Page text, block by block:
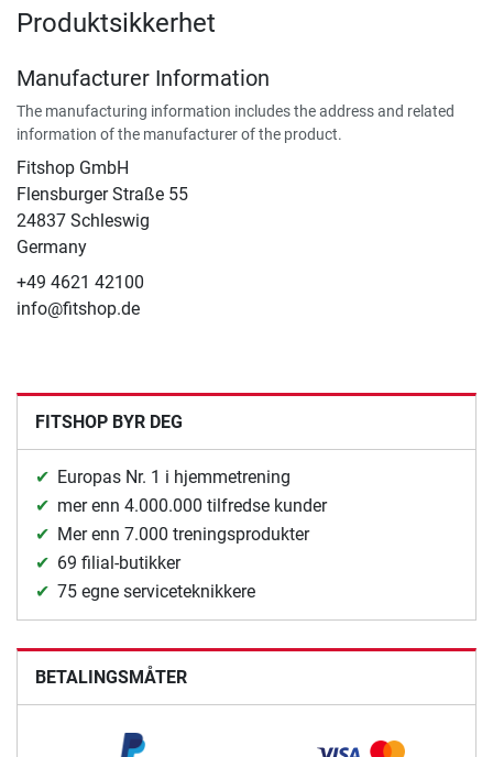
Produktsikkerhet
Manufacturer Information
The manufacturing information includes the address and related
information of the manufacturer of the product.
Fitshop GmbH
Flensburger Straße 55
24837 Schleswig
Germany
+49 4621 42100
info@fitshop.de
FITSHOP BYR DEG
Europas Nr. 1 i hjemmetrening
mer enn 4.000.000 tilfredse kunder
Mer enn 7.000 treningsprodukter
69 filial-butikker
75 egne serviceteknikkere
BETALINGSMÅTER